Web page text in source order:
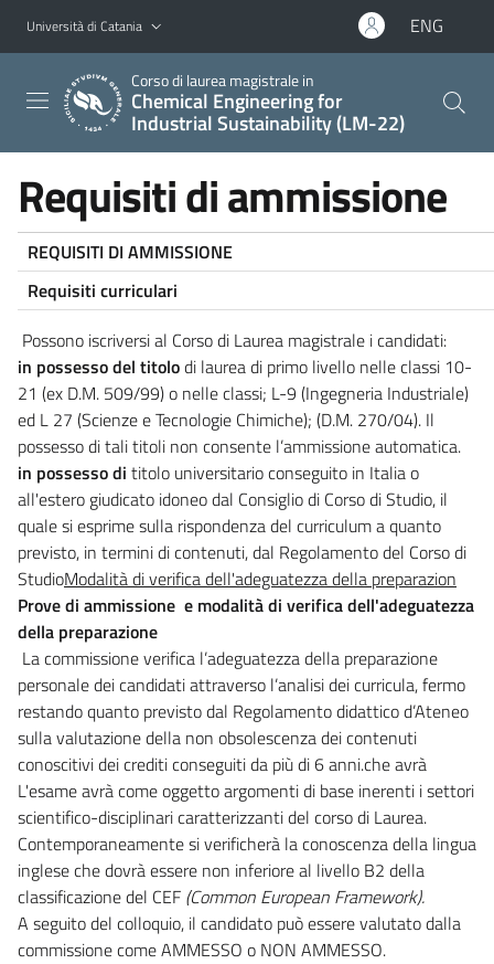
Vai al contenuto principale
Vai al menu di navigazione
Università di Catania ENG
Corso di laurea magistrale in
Chemical Engineering for
Industrial Sustainability (LM-22)
Requisiti di ammissione
REQUISITI DI AMMISSIONE
Requisiti curriculari
Possono iscriversi al Corso di Laurea magistrale i candidati:
in possesso del titolodi laurea di primo livello nelle classi 10-
21 (ex D.M. 509/99) o nelle classi; L-9 (Ingegneria Industriale)
ed L 27 (Scienze e Tecnologie Chimiche); (D.M. 270/04). Il
possesso di tali titoli non consente l’ammissione automatica.
in possesso di titolo universitario conseguito in Italia o
all'estero giudicato idoneo dal Consiglio di Corso di Studio, il
quale si esprime sulla rispondenza del curriculum a quanto
previsto, in termini di contenuti, dal Regolamento del Corso di
StudioModalitàdi verifica dell'adeguatezza della preparazion
Prove di ammissione e modalità di verifica dell'adeguatezza
della preparazione
La commissione verifica l’adeguatezza della preparazione
personale dei candidati attraverso l’analisi dei curricula, fermo
restando quanto previsto dal Regolamento didattico d’Ateneo
sulla valutazione della non obsolescenza dei contenuti
conoscitivi dei crediti conseguiti da più di 6 anni.che avrà
L'esame avrà come oggetto argomenti di base inerenti i settori
scientifico-disciplinari caratterizzanti del corso di Laurea.
Contemporaneamente si verificherà la conoscenza della lingua
inglese che dovrà essere non inferiore al livello B2 della
classificazione del CEF (Common European Framework).
A seguito del colloquio, il candidato può essere valutato dalla
commissione come AMMESSO o NON AMMESSO.